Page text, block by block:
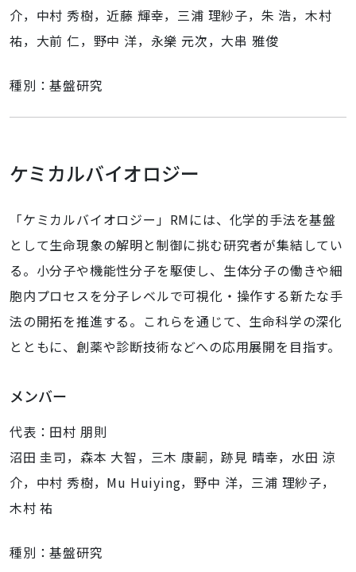
介，中村 秀樹，近藤 輝幸，三浦 理紗子，朱 浩，木村
祐，大前 仁，野中 洋，永樂 元次，大串 雅俊
種別：基盤研究
ケミカルバイオロジー
「ケミカルバイオロジー」RMには、化学的手法を基盤
として生命現象の解明と制御に挑む研究者が集結してい
る。小分子や機能性分子を駆使し、生体分子の働きや細
胞内プロセスを分子レベルで可視化・操作する新たな手
法の開拓を推進する。これらを通じて、生命科学の深化
とともに、創薬や診断技術などへの応用展開を目指す。
メンバー
代表：田村 朋則
沼田 圭司，森本 大智，三木 康嗣，跡見 晴幸，水田 涼
介，中村 秀樹，Mu Huiying，野中 洋，三浦 理紗子，
木村 祐
種別：基盤研究